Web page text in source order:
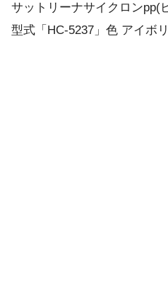
サットリーナサイクロンpp(
型式「HC-5237」色 アイボ